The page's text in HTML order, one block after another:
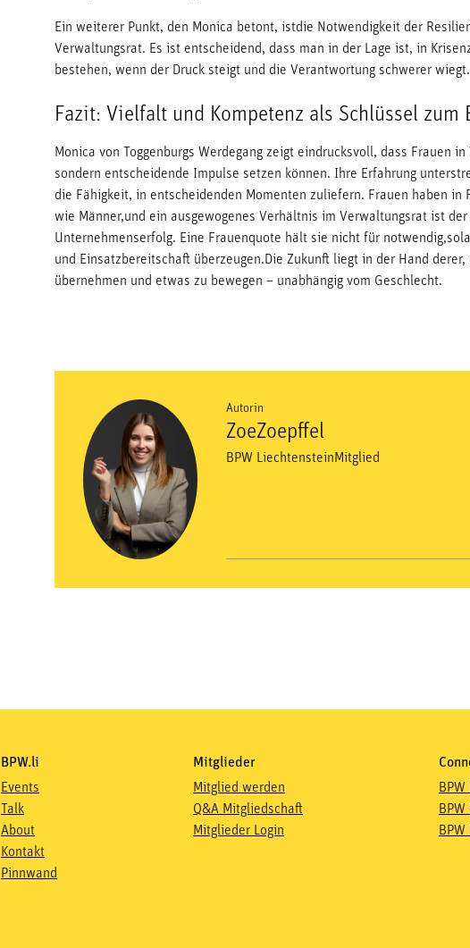
Ein weiterer Punkt, den Monica betont, istdie Notwendigkeit der
Verwaltungsrat. Es ist entscheidend, dass man in der Lage ist, in
bestehen, wenn der Druck steigt und die Verantwortung schwerer wiegt.
Fazit: Vielfalt und Kompetenz als Schlüssel zum
Monica von Toggenburgs Werdegang zeigt eindrucksvoll, dass Frauen
sondern entscheidende Impulse setzen können. Ihre Erfahrung
die Fähigkeit, in entscheidenden Momenten zuliefern. Frauen haben in
wie Männer,und ein ausgewogenes Verhältnis im Verwaltungsrat ist
Unternehmenserfolg. Eine Frauenquote hält sie nicht für
und Einsatzbereitschaft überzeugen.Die Zukunft liegt in der Hand
übernehmen und etwas zu bewegen – unabhängig vom Geschlecht.
Autorin
ZoeZoepffel
BPW LiechtensteinMitglied
BPW.li
Events
Talk
About
Kontakt
Pinnwand
Mitglieder
Mitglied werden
Q&A Mitgliedschaft
Mitglieder Login
BPW